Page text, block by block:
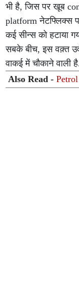
भी है, जिस पर खूब
platform नेटफ्लिक्स
कई सीन्स को हटाया
सबके बीच, इस वक़्त
वाकई में चौकाने वाली
Also Read -
इथेनॉल न होता तो